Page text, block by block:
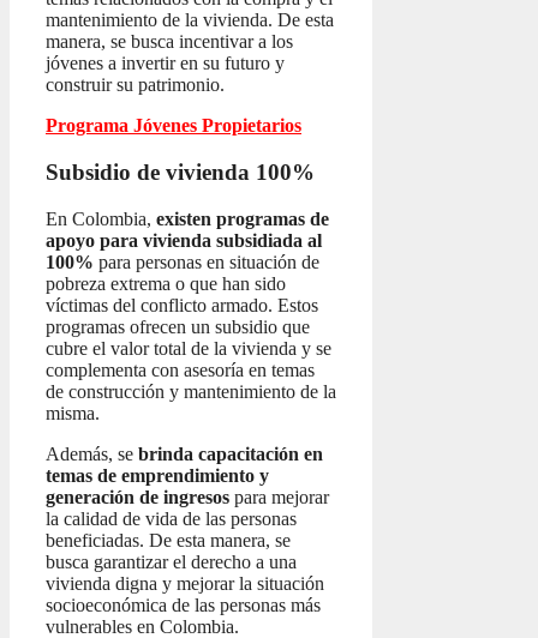
mantenimiento de la vivienda. De esta
manera, se busca incentivar a los
jóvenes a invertir en su futuro y
construir su patrimonio.
Programa Jóvenes Propietarios
Subsidio de vivienda 100%
En Colombia, existen programas de
apoyo para vivienda subsidiada al
100% para personas en situación de
pobreza extrema o que han sido
víctimas del conflicto armado. Estos
programas ofrecen un subsidio que
cubre el valor total de la vivienda y se
complementa con asesoría en temas
de construcción y mantenimiento de la
misma.
Además, se brinda capacitación en
temas de emprendimiento y
generación de ingresos para mejorar
la calidad de vida de las personas
beneficiadas. De esta manera, se
busca garantizar el derecho a una
vivienda digna y mejorar la situación
socioeconómica de las personas más
vulnerables en Colombia.